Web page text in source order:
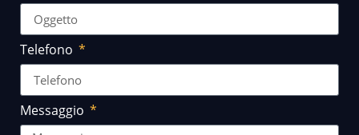
Telefono
Messaggio